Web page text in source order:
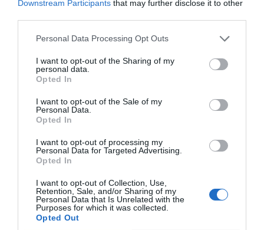
Downstream Participants that may further disclose it to other
Personal Data Processing Opt Outs
I want to opt-out of the Sharing of my
personal data.
Opted In
I want to opt-out of the Sale of my
Personal Data.
Opted In
I want to opt-out of processing my
Personal Data for Targeted Advertising.
Opted In
I want to opt-out of Collection, Use,
Retention, Sale, and/or Sharing of my
Personal Data that Is Unrelated with the
Purposes for which it was collected.
Opted Out
Vox pide devolver a los hijos con sus padres...
y es fascista...el PNV opina lo mismo... y es
06/08/26 17:03
ECONOMÍA
Siemens baja en bolsa, pese a que vuelve a
Cristina Martín 06/08/26 15:12
“Sánchez es un sinvergüenza que ha
abandonado a su país, porque Ceuta es
España. Tenemos un Gobierno en
connivencia con Marruecos”: acusa una ceutí
Hispanidad 06/08/26 11:30